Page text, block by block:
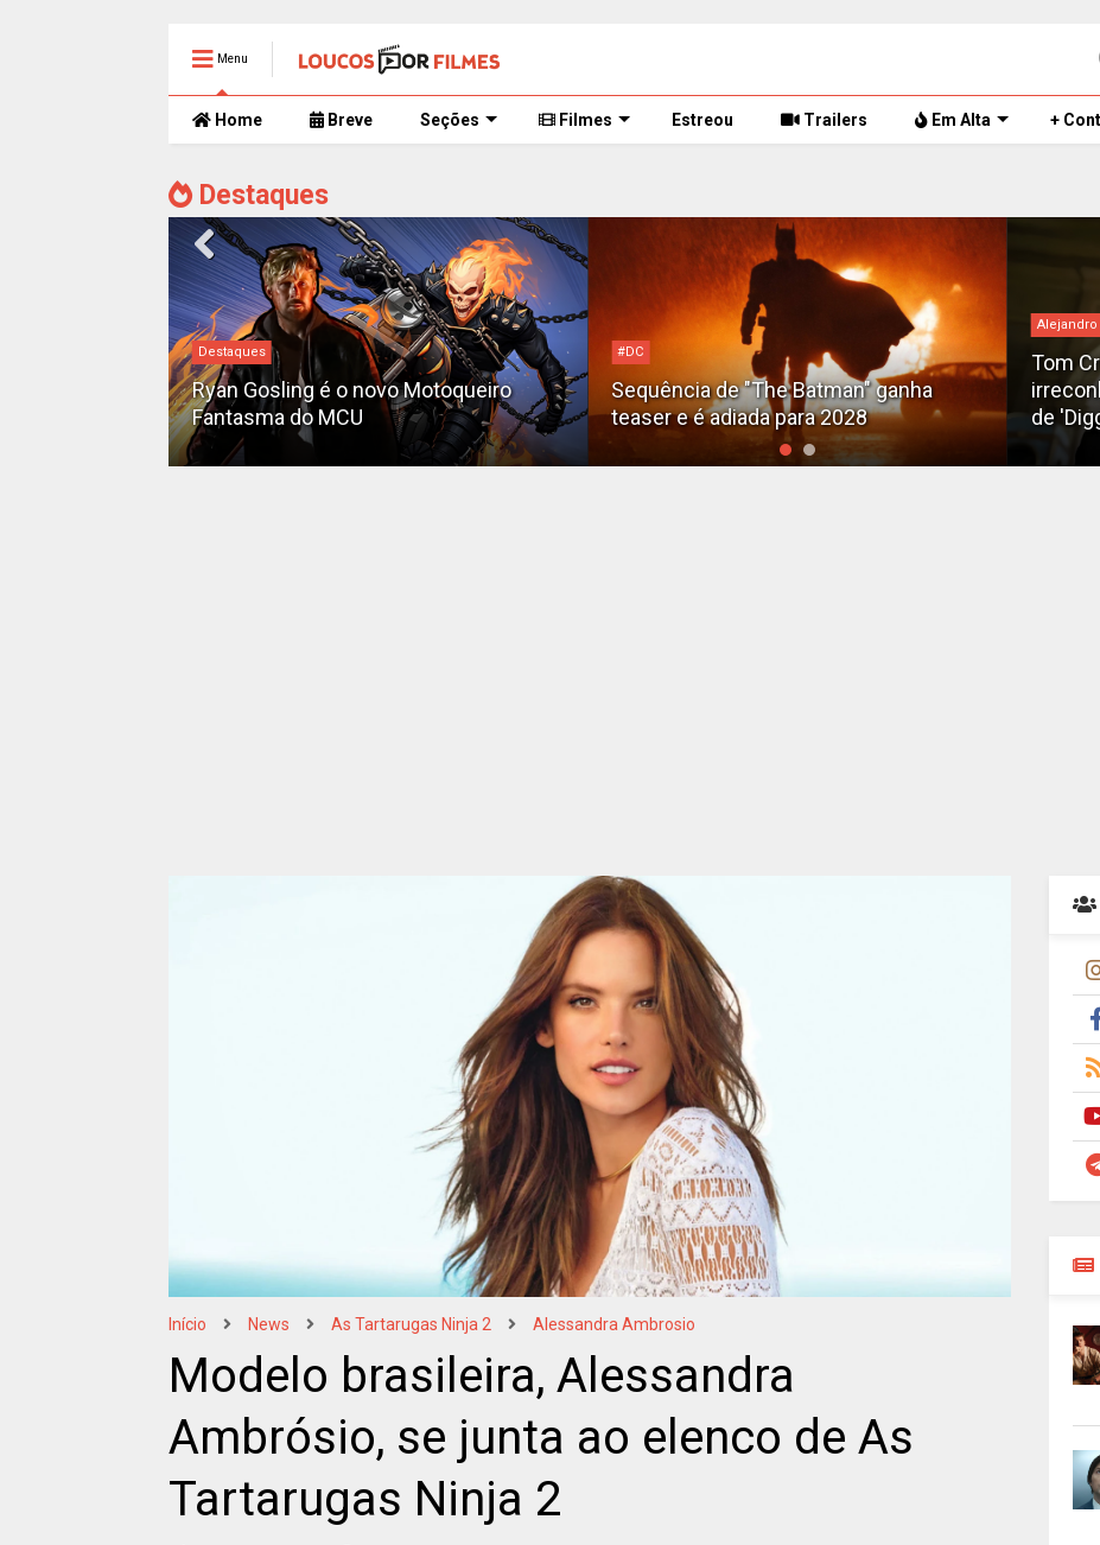
Menu
Home Breve Seções Filmes Estreou Trailers Em Alta +
Destaques
Destaques
Ryan Gosling é o novo Motoqueiro
Fantasma do MCU
#DC
Sequência de "The Batman" ganha
teaser e é adiada para 2028
Alejandro
Tom
de
Início News As Tartarugas Ninja 2 Alessandra Ambrosio
Modelo brasileira, Alessandra
Ambrósio, se junta ao elenco de As
Tartarugas Ninja 2